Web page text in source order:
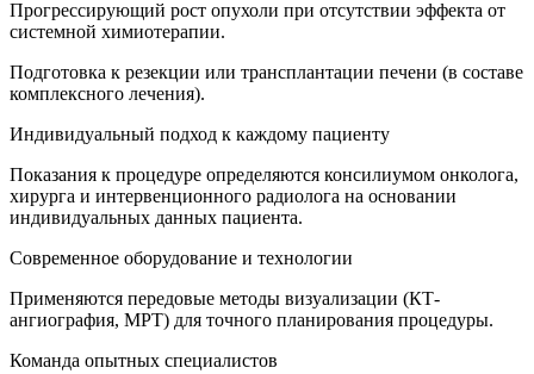
Прогрессирующий рост опухоли при отсутствии эффекта от
системной химиотерапии.
Подготовка к резекции или трансплантации печени (в составе
комплексного лечения).
Индивидуальный подход к каждому пациенту
Показания к процедуре определяются консилиумом онколога,
хирурга и интервенционного радиолога на основании
индивидуальных данных пациента.
Современное оборудование и технологии
Применяются передовые методы визуализации (КТ-
ангиография, МРТ) для точного планирования процедуры.
Команда опытных специалистов